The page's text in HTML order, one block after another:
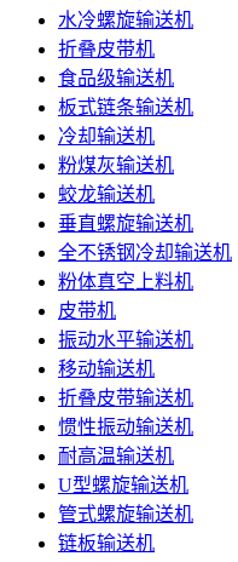
水冷螺旋输送机
折叠皮带机
食品级输送机
板式链条输送机
冷却输送机
粉煤灰输送机
蛟龙输送机
垂直螺旋输送机
全不锈钢冷却输送机
粉体真空上料机
皮带机
振动水平输送机
移动输送机
折叠皮带输送机
惯性振动输送机
耐高温输送机
U型螺旋输送机
管式螺旋输送机
链板输送机